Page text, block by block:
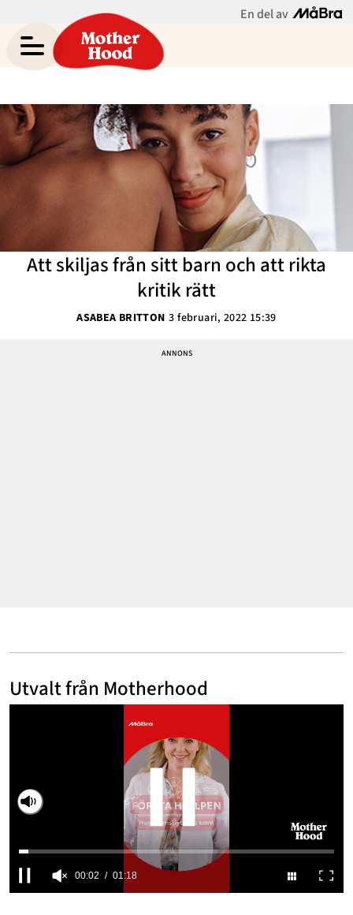
En del av
Bebis & Småbarn
Skolbarn
Tonåringar
Mammaliv
Bloggar
Asabea Brittons blogg
Arkiv
Kontakt
Att skiljas från sitt barn och att rikta
kritik rätt
ASABEA BRITTON 3 februari, 2022 15:39
Utvalt från Motherhood